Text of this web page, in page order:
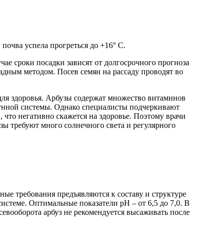
успела прогреться до +16° C.
сроки посадки зависят от долгосрочного прогноза
методом. Посев семян на рассаду проводят во
здоровья. Арбузы содержат множество витаминов
системы. Однако специалисты подчеркивают
негативно скажется на здоровье. Поэтому врачи
требуют много солнечного света и регулярного
требования предъявляются к составу и структуре
Оптимальные показатели pH – от 6,5 до 7,0. В
арбуз не рекомендуется высаживать после